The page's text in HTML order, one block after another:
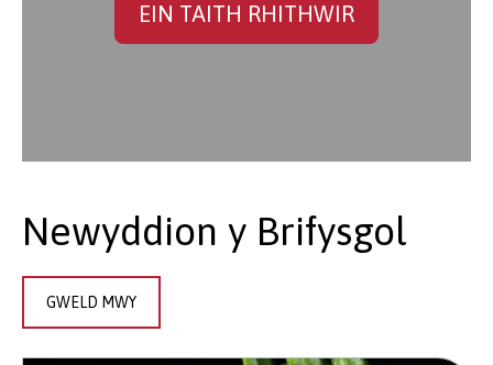
EIN TAITH RHITHWIR
Newyddion y Brifysgol
GWELD MWY